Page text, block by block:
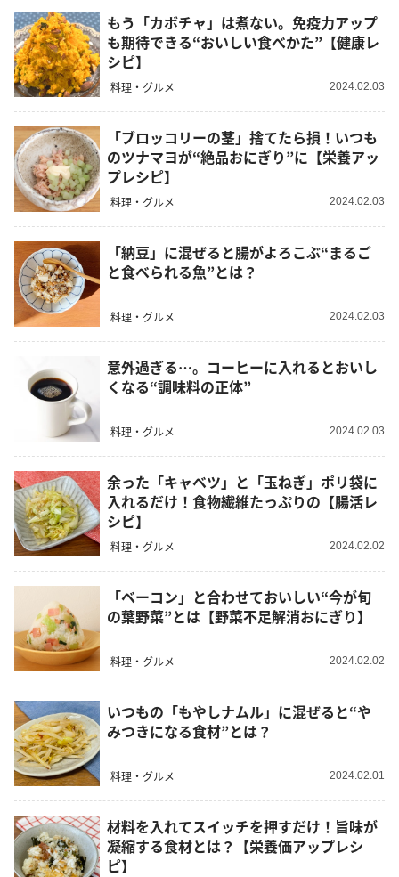
もう「カボチャ」は煮ない。免疫力アップ
も期待できる“おいしい食べかた”【健康レ
シピ】
料理・グルメ 2024.02.03
「ブロッコリーの茎」捨てたら損！いつも
のツナマヨが“絶品おにぎり”に【栄養アッ
プレシピ】
料理・グルメ 2024.02.03
「納豆」に混ぜると腸がよろこぶ“まるご
と食べられる魚”とは？
料理・グルメ 2024.02.03
意外過ぎる…。コーヒーに入れるとおいし
くなる“調味料の正体”
料理・グルメ 2024.02.03
余った「キャベツ」と「玉ねぎ」ポリ袋に
入れるだけ！食物繊維たっぷりの【腸活レ
シピ】
料理・グルメ 2024.02.02
「ベーコン」と合わせておいしい“今が旬
の葉野菜”とは【野菜不足解消おにぎり】
料理・グルメ 2024.02.02
いつもの「もやしナムル」に混ぜると“や
みつきになる食材”とは？
料理・グルメ 2024.02.01
材料を入れてスイッチを押すだけ！旨味が
凝縮する食材とは？【栄養価アップレシ
ピ】